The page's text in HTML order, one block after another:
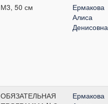
М3, 50 см
Ермакова
Алиса
Денисовна
ОБЯЗАТЕЛЬНАЯ
Ермакова